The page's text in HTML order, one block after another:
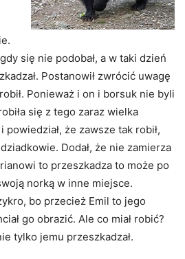
się nie podobał, a w taki dzień
Postanowił zwrócić uwagę
Ponieważ i on i borsuk nie byli
się z tego zaraz wielka
powiedział, że zawsze tak robił,
Dodał, że nie zamierza
to przeszkadza to może po
norką w inne miejsce.
bo przecież Emil to jego
go obrazić. Ale co miał robić?
tylko jemu przeszkadzał.